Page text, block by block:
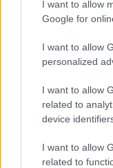
I want to allow
Google for
I want to allow
personalized
I want to allow
related to
device
I want to allow
related to
A
blog.hu